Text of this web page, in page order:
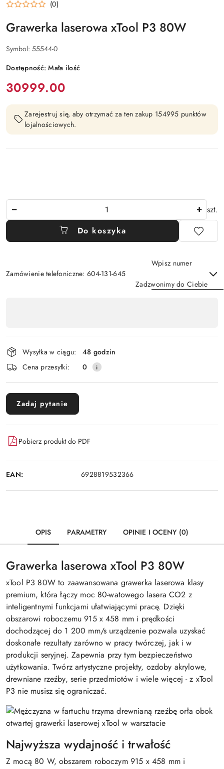
(0)
Grawerka laserowa xTool P3 80W
Symbol: 55544-0
Dostępność:Mała ilość
cena:
30999.00
Zarejestruj się, aby otrzymać za ten zakup 154995 punktów
lojalnościowych.
szt.
Do koszyka
Zamówienie telefoniczne: 604-131-645
Wpisz numer
Zadzwonimy do Ciebie
płatność
i
dostawa
Wysyłka w ciągu:
48 godzin
Cena przesyłki:
0
Zadaj pytanie
Pobierz produkt do PDF
EAN: 6928819532366
OPIS PARAMETRY OPINIE I OCENY (0)
Grawerka laserowa xTool P3 80W
xTool P3 80W to zaawansowana grawerka laserowa klasy
premium, która łączy moc 80-watowego lasera CO2 z
inteligentnymi funkcjami ułatwiającymi pracę. Dzięki
obszarowi roboczemu 915 x 458 mm i prędkości
dochodzącej do 1 200 mm/s urządzenie pozwala uzyskać
doskonałe rezultaty zarówno w pracy twórczej, jak i w
produkcji seryjnej. Zapewnia przy tym bezpieczeństwo
użytkowania. Twórz artystyczne projekty, ozdoby akrylowe,
drewniane rzeźby, serie przedmiotów i wiele więcej - z xTool
P3 nie musisz się ograniczać.
Najwyższa wydajność i trwałość
Z mocą 80 W, obszarem roboczym 915 x 458 mm i